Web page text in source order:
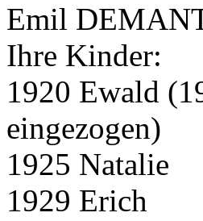
Emil
Ihre Kinder:
1920 Ewald
eingezogen)
1925 Natalie
1929 Erich